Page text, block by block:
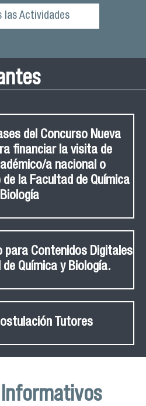
las Actividades
del Concurso Nueva
financiar la visita de
a nacional o
la Facultad de Química
para Contenidos Digitales
Química y Biología.
Tutores